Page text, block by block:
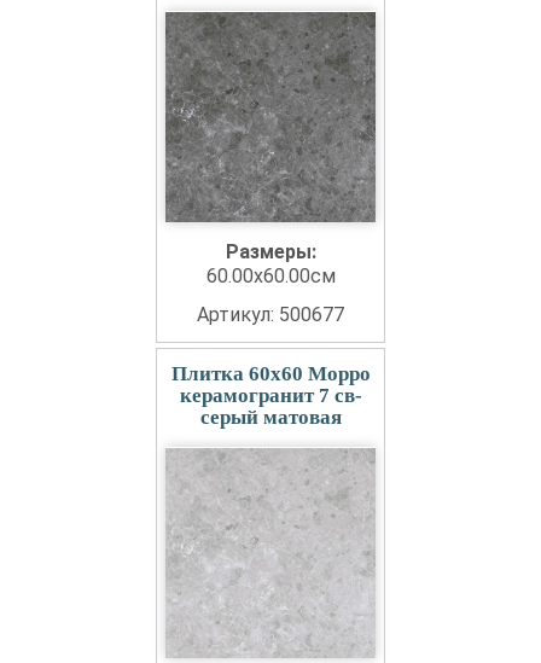
Размеры:
60.00x60.00см
Артикул: 500677
Плитка 60x60 Морро
керамогранит 7 св-
серый матовая